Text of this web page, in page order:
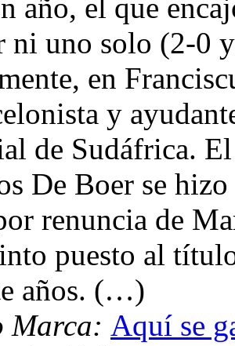
año, el que
ni uno solo (2-0
en
y
de Sudáfrica.
De Boer se
renuncia de
puesto al
años. (…)
Marca: Aquí se